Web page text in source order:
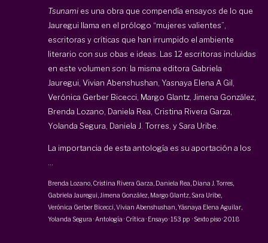
Tsunami es una obra que compendía ensayos de lo que
Jauregui llama en el prólogo “mujeres valientes”,
escritoras y críticas que han irrumpido el ambiente
literario con sus obas e ideas. Las 12 escritoras incluidas
en este volumen son: la misma editora Gabriela
Jauregui, Vivian Abenshushan, Yasnaya Elena A Gil,
Verónica Gerber Bicecci, Margo Glantz, Jimena González,
Brenda Lozano, Daniela Rea, Cristina Rivera Garza,
Yolanda Segura, Daniela J. Torres, y Sara Uribe.
La importancia de esta antología es su aportación a los
Brenda Lozano Cristina Rivera Garza Daniela Rea , Diana J. Torres,
Gabriela Jauregui , Jimena González, Margo Glantz Sara Uribe
Verónica Gerber Bicecci Vivian Abenshushan Yásnaya Elena Aguilar
Yolanda Segura · Antología · Crítica · Ensayo·153 pp ·Sexto piso·2018